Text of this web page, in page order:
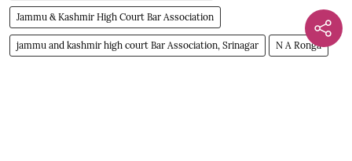
Jammu & Kashmir High Court Bar Association
jammu and kashmir high court Bar Association, Srinagar N A Ronga